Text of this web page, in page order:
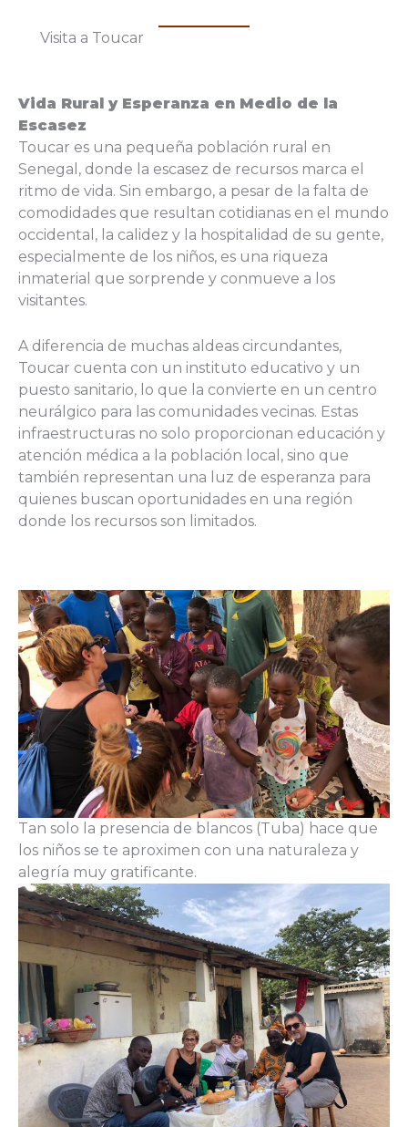
Visita a Toucar
Vida Rural y Esperanza en Medio de la
Escasez
Toucar es una pequeña población rural en
Senegal, donde la escasez de recursos marca el
ritmo de vida. Sin embargo, a pesar de la falta de
comodidades que resultan cotidianas en el mundo
occidental, la calidez y la hospitalidad de su gente,
especialmente de los niños, es una riqueza
inmaterial que sorprende y conmueve a los
visitantes.
A diferencia de muchas aldeas circundantes,
Toucar cuenta con un instituto educativo y un
puesto sanitario, lo que la convierte en un centro
neurálgico para las comunidades vecinas. Estas
infraestructuras no solo proporcionan educación y
atención médica a la población local, sino que
también representan una luz de esperanza para
quienes buscan oportunidades en una región
donde los recursos son limitados.
Tan solo la presencia de blancos (Tuba) hace que
los niños se te aproximen con una naturaleza y
alegría muy gratificante.